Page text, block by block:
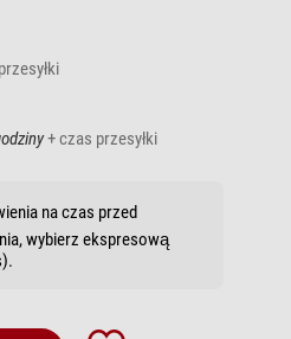
+ czas przesyłki
na czas przed
wybierz ekspresową